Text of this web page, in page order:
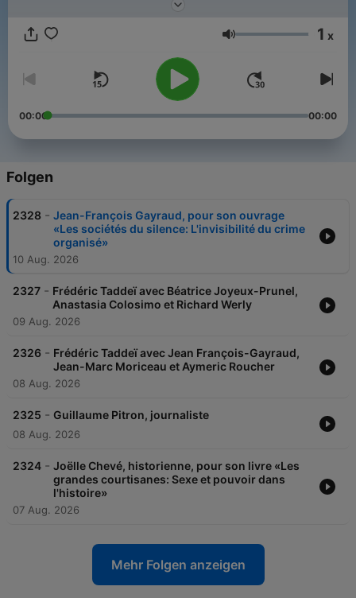
Lautstärke 1 x
00:00 00:00
Folgen
2328 - Jean-François Gayraud, pour son ouvrage
«Les sociétés du silence: L'invisibilité du crime
organisé»
10 Aug. 2026
2327 - Frédéric Taddeï avec Béatrice Joyeux-Prunel,
Anastasia Colosimo et Richard Werly
09 Aug. 2026
2326 - Frédéric Taddeï avec Jean François-Gayraud,
Jean-Marc Moriceau et Aymeric Roucher
08 Aug. 2026
2325 - Guillaume Pitron, journaliste
08 Aug. 2026
2324 - Joëlle Chevé, historienne, pour son livre «Les
grandes courtisanes: Sexe et pouvoir dans
l'histoire»
07 Aug. 2026
Mehr Folgen anzeigen